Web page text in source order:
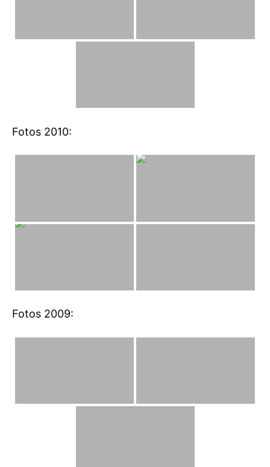
Fotos 2010:
Fotos 2009: